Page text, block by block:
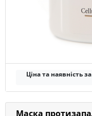
Ціна та наявність
Маска